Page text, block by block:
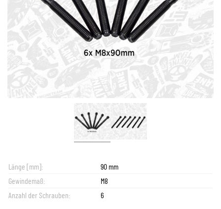
Länge [mm]:
90 mm
Gewindemaß:
M8
Anzahl der Schrauben:
6